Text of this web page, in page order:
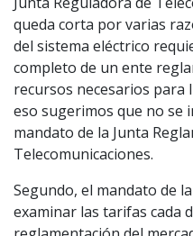
queda corta por varias
del sistema eléctrico
completo de un ente
recursos necesarios para
eso sugerimos que no se
mandato de la Junta
Telecomunicaciones.
Segundo, el mandato de
examinar las tarifas cada